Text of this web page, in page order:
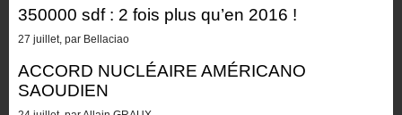
350000 sdf : 2 fois plus qu’en 2016 !
27 juillet, par Bellaciao
ACCORD NUCLÉAIRE AMÉRICANO
SAOUDIEN